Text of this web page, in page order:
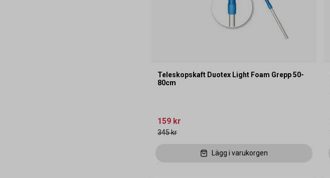
Teleskopskaft Duotex Light Foam Grepp 50-
80cm
159 kr
345 kr
Lägg i varukorgen